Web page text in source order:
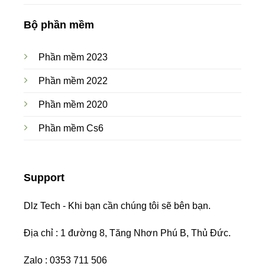
Bộ phần mềm
Phần mềm 2023
Phần mềm 2022
Phần mềm 2020
Phần mềm Cs6
Support
Dlz Tech - Khi bạn cần chúng tôi sẽ bên bạn.
Địa chỉ : 1 đường 8, Tăng Nhơn Phú B, Thủ Đức.
Zalo : 0353 711 506